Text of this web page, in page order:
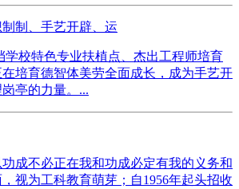
制、手艺开辟、运
学校特色专业扶植点、杰出工程师培育
培育德智体美劳全面成长，成为手艺开
亭的力量。...
成不必正在我和功成必定有我的义务和
视为工科教育萌芽；自1956年起头招收